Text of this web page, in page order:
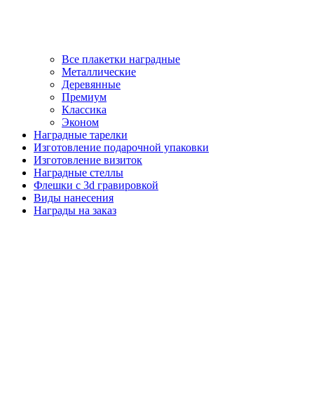
Все плакетки наградные
Металлические
Деревянные
Премиум
Классика
Эконом
Наградные тарелки
Изготовление подарочной упаковки
Изготовление визиток
Наградные стеллы
Флешки с 3d гравировкой
Виды нанесения
Награды на заказ